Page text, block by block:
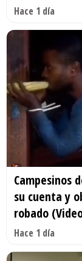
Hace 1 día
Campesinos
su cuenta y
robado
Hace 1 día